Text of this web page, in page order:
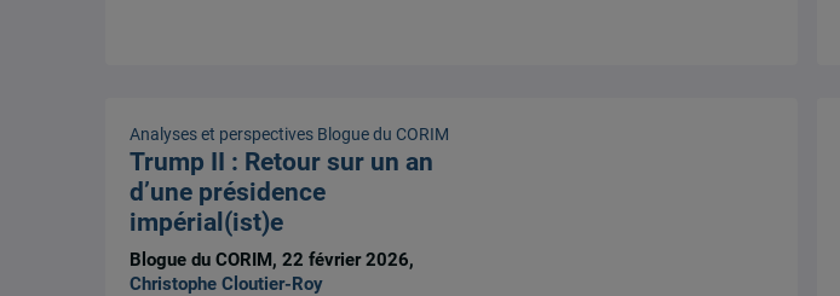
Analyses et perspectives Blogue du CORIM
Trump II : Retour sur un an
d’une présidence
impérial(ist)e
Blogue du CORIM, 22 février 2026,
Christophe Cloutier-Roy